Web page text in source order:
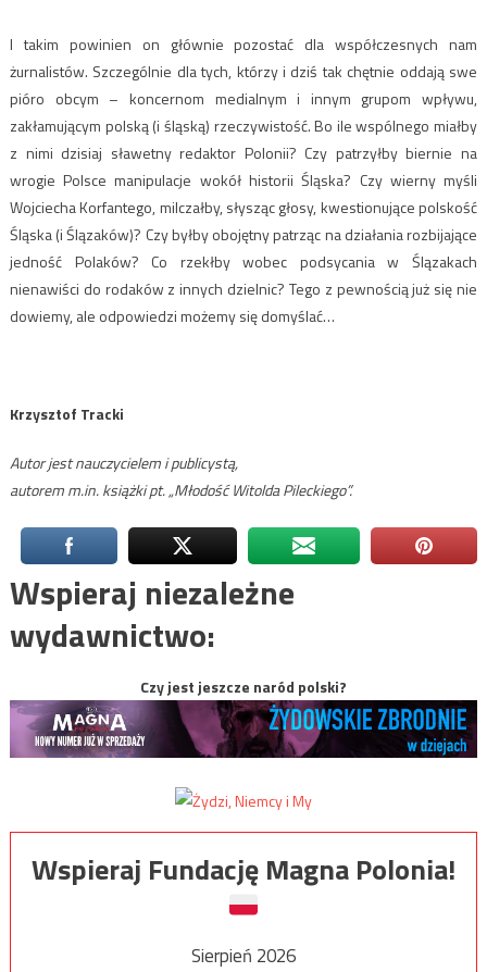
I takim powinien on głównie pozostać dla współczesnych nam
żurnalistów. Szczególnie dla tych, którzy i dziś tak chętnie oddają swe
pióro obcym – koncernom medialnym i innym grupom wpływu,
zakłamującym polską (i śląską) rzeczywistość. Bo ile wspólnego miałby
z nimi dzisiaj sławetny redaktor Polonii? Czy patrzyłby biernie na
wrogie Polsce manipulacje wokół historii Śląska? Czy wierny myśli
Wojciecha Korfantego, milczałby, słysząc głosy, kwestionujące polskość
Śląska (i Ślązaków)? Czy byłby obojętny patrząc na działania rozbijające
jedność Polaków? Co rzekłby wobec podsycania w Ślązakach
nienawiści do rodaków z innych dzielnic? Tego z pewnością już się nie
dowiemy, ale odpowiedzi możemy się domyślać…
Krzysztof Tracki
Autor jest nauczycielem i publicystą,
autorem m.in. książki pt. „Młodość Witolda Pileckiego”.
Wspieraj niezależne
wydawnictwo:
Czy jest jeszcze naród polski?
Wspieraj Fundację Magna Polonia!
Sierpień 2026